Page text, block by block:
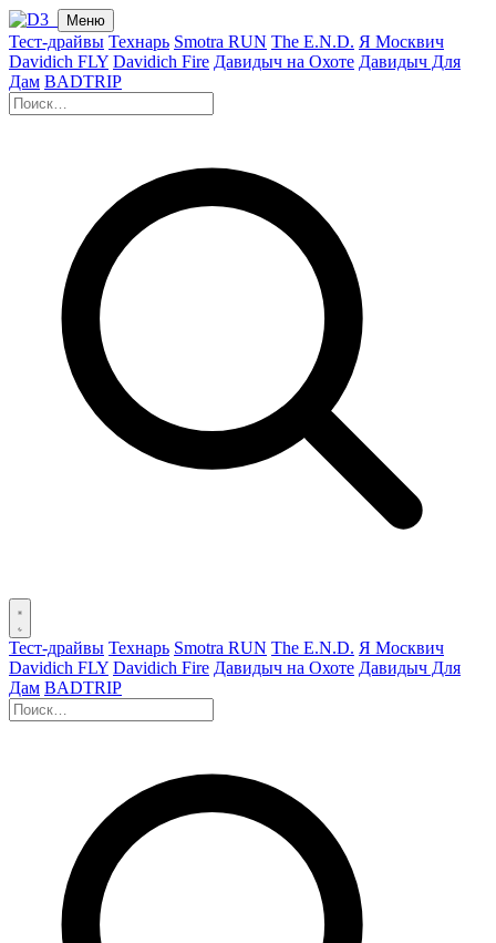
Меню
Тест-драйвы Технарь Smotra RUN The E.N.D. Я Москвич
Davidich FLY Davidich Fire Давидыч на Охоте Давидыч Для
Дам BADTRIP
Тест-драйвы Технарь Smotra RUN The E.N.D. Я Москвич
Davidich FLY Davidich Fire Давидыч на Охоте Давидыч Для
Дам BADTRIP